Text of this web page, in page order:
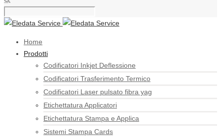
Home
Prodotti
Codificatori Inkjet Deflessione
Codificatori Trasferimento Termico
Codificatori Laser pulsato fibra yag
Etichettatura Applicatori
Etichettatura Stampa e Applica
Sistemi Stampa Cards